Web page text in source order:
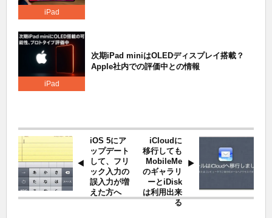
iPad
iPad
次期iPad miniはOLEDディスプレイ搭載？
Apple社内での評価中との情報
iOS 5にア
ップデート
して、フリ
ック入力の
誤入力が増
えた方へ
iCloudに
移行しても
MobileMe
のギャラリ
ーとiDisk
は利用出来
る